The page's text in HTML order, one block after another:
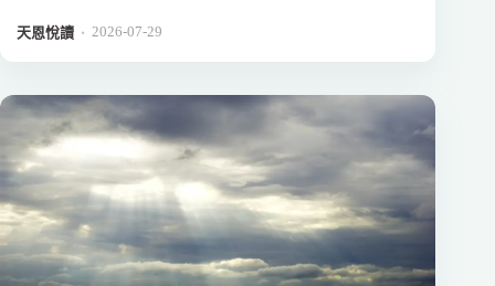
天恩悅讀 ． 2026-07-29